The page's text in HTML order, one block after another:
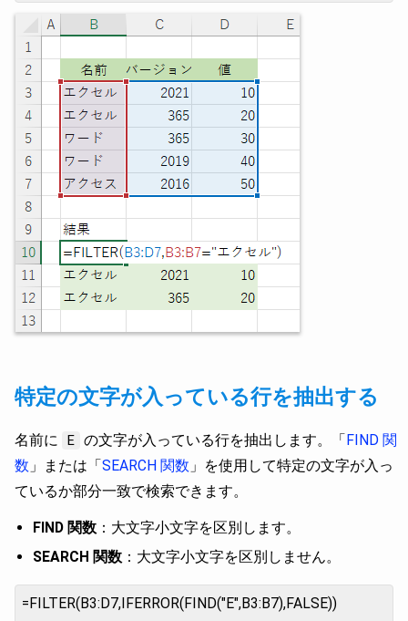
特定の文字が入っている行を抽出する
名前に E の文字が入っている行を抽出します。「FIND 関
数 」または「SEARCH 関数 」を使用して特定の文字が入っ
ているか部分一致で検索できます。
FIND 関数 ：大文字小文字を区別します。
SEARCH 関数 ：大文字小文字を区別しません。
=FILTER(B3:D7,IFERROR(FIND("E",B3:B7),FALSE))